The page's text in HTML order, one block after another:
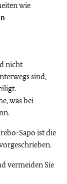
wie
nicht
sind,
was bei
Sapo ist die
vermeiden Sie